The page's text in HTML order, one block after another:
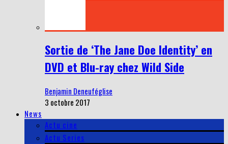
Sortie de ‘The Jane Doe Identity’ en
DVD et Blu-ray chez Wild Side
Benjamin Deneuféglise
3 octobre 2017
News
Actu cine
Actu Series